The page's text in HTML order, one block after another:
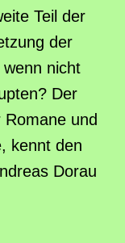
Teil der
der
nicht
Der
und
kennt den
Dorau